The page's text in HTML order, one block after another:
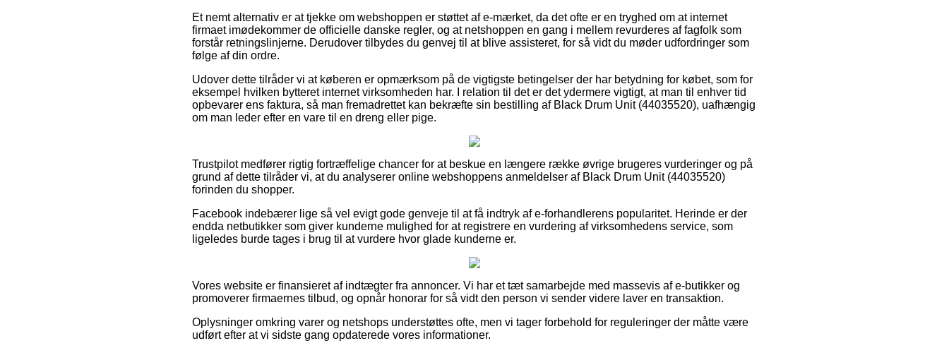
Et nemt alternativ er at tjekke om webshoppen er støttet af e-mærket, da det ofte er en tryghed om at internet
firmaet imødekommer de officielle danske regler, og at netshoppen en gang i mellem revurderes af fagfolk som
forstår retningslinjerne. Derudover tilbydes du genvej til at blive assisteret, for så vidt du møder udfordringer som
følge af din ordre.
Udover dette tilråder vi at køberen er opmærksom på de vigtigste betingelser der har betydning for købet, som for
eksempel hvilken bytteret internet virksomheden har. I relation til det er det ydermere vigtigt, at man til enhver tid
opbevarer ens faktura, så man fremadrettet kan bekræfte sin bestilling af Black Drum Unit (44035520), uafhængig
om man leder efter en vare til en dreng eller pige.
Trustpilot medfører rigtig fortræffelige chancer for at beskue en længere række øvrige brugeres vurderinger og på
grund af dette tilråder vi, at du analyserer online webshoppens anmeldelser af Black Drum Unit (44035520)
forinden du shopper.
Facebook indebærer lige så vel evigt gode genveje til at få indtryk af e-forhandlerens popularitet. Herinde er der
endda netbutikker som giver kunderne mulighed for at registrere en vurdering af virksomhedens service, som
ligeledes burde tages i brug til at vurdere hvor glade kunderne er.
Vores website er finansieret af indtægter fra annoncer. Vi har et tæt samarbejde med massevis af e-butikker og
promoverer firmaernes tilbud, og opnår honorar for så vidt den person vi sender videre laver en transaktion.
Oplysninger omkring varer og netshops understøttes ofte, men vi tager forbehold for reguleringer der måtte være
udført efter at vi sidste gang opdaterede vores informationer.